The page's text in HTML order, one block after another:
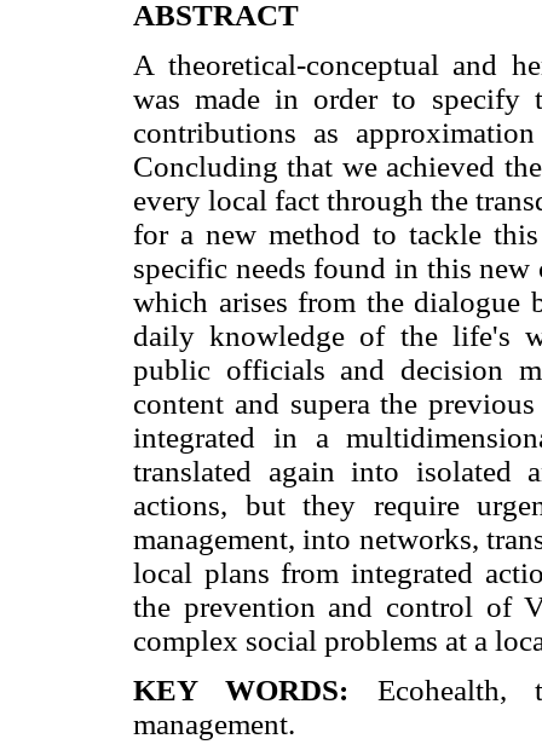
ABSTRACT
A theoretical-conceptual and
was made in order to specify
contributions as
Concluding that we achieved
every local fact through the
for a new method to tackle
specific needs found in this
which arises from the dialogue
daily knowledge of the life's
public officials and decision
content and supera the
integrated in a
translated again into isolated
actions, but they require
management, into networks,
local plans from integrated
the prevention and control of
complex social problems at a
KEY WORDS: Ecohealth,
management.